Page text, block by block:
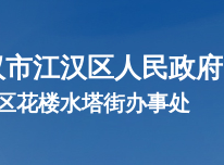
江汉区人民政府
花楼水塔街办事处